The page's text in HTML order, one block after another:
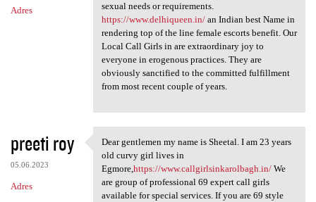
Adres
sexual needs or requirements.
https://www.delhiqueen.in/an Indian best Name in
rendering top of the line female escorts benefit. Our
Local Call Girls in are extraordinary joy to
everyone in erogenous practices. They are
obviously sanctified to the committed fulfillment
from most recent couple of years.
preeti roy
05.06.2023
Adres
Dear gentlemen my name is
Dear gentlemen my name is Sheetal. I am 23 years
old curvy girl lives in
Egmore, https://www.callgirlsinkarolbagh.in/We
are group of professional 69 expert call girls
available for special services. If you are 69 style